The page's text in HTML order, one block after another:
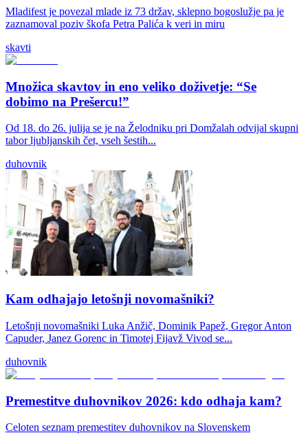
Mladifest je povezal mlade iz 73 držav, sklepno bogoslužje pa je
zaznamoval poziv škofa Petra Palića k veri in miru
skavti
Množica skavtov in eno veliko doživetje: “Se
dobimo na Prešercu!”
Od 18. do 26. julija se je na Želodniku pri Domžalah odvijal skupni
tabor ljubljanskih čet, vseh šestih...
duhovnik
Kam odhajajo letošnji novomašniki?
Letošnji novomašniki Luka Anžič, Dominik Papež, Gregor Anton
Capuder, Janez Gorenc in Timotej Fijavž Vivod se...
duhovnik
Premestitve duhovnikov 2026: kdo odhaja kam?
Celoten seznam premestitev duhovnikov na Slovenskem